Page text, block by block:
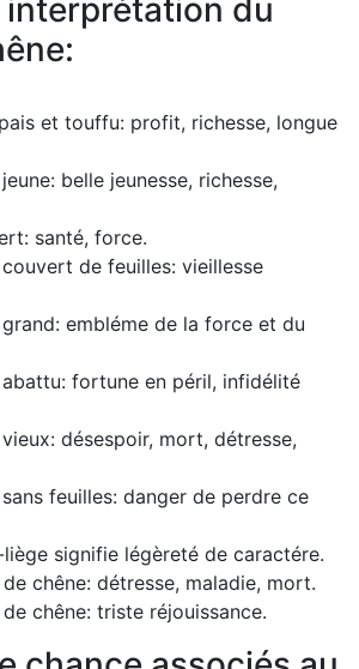
interprétation du
et touffu: profit, richesse, longue
belle jeunesse, richesse,
santé, force.
de feuilles: vieillesse
embléme de la force et du
abattu: fortune en péril, infidélité
désespoir, mort, détresse,
feuilles: danger de perdre ce
signifie légèreté de caractére.
chêne: détresse, maladie, mort.
chêne: triste réjouissance.